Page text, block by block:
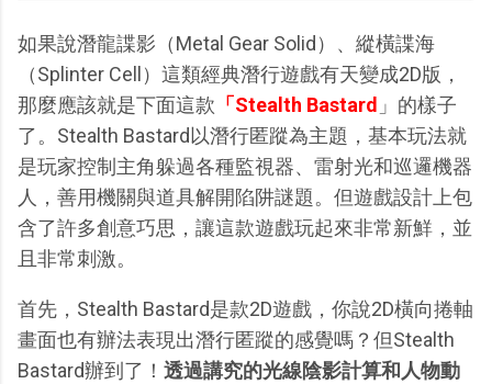
如果說潛龍諜影（Metal Gear Solid）、縱橫諜海
（Splinter Cell）這類經典潛行遊戲有天變成2D版，
那麼應該就是下面這款 「Stealth Bastard 」的樣子
了。Stealth Bastard以潛行匿蹤為主題，基本玩法就
是玩家控制主角躲過各種監視器、雷射光和巡邏機器
人，善用機關與道具解開陷阱謎題。但遊戲設計上包
含了許多創意巧思，讓這款遊戲玩起來非常新鮮，並
且非常刺激。
首先，Stealth Bastard是款2D遊戲，你說2D橫向捲軸
畫面也有辦法表現出潛行匿蹤的感覺嗎？但Stealth
Bastard辦到了！ 透過講究的光線陰影計算和人物動